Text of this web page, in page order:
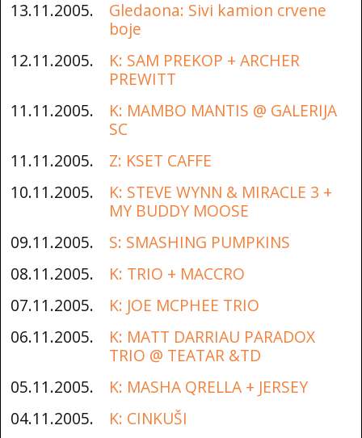
13.11.2005.
Gledaona: Sivi kamion crvene
boje
12.11.2005.
K: SAM PREKOP + ARCHER
PREWITT
11.11.2005.
K: MAMBO MANTIS @ GALERIJA
SC
11.11.2005.
Z: KSET CAFFE
10.11.2005.
K: STEVE WYNN & MIRACLE 3 +
MY BUDDY MOOSE
09.11.2005.
S: SMASHING PUMPKINS
08.11.2005.
K: TRIO + MACCRO
07.11.2005.
K: JOE MCPHEE TRIO
06.11.2005.
K: MATT DARRIAU PARADOX
TRIO @ TEATAR &TD
05.11.2005.
K: MASHA QRELLA + JERSEY
04.11.2005.
K: CINKUŠI